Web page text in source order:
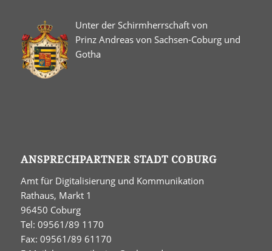
Unter der Schirmherrschaft von
Prinz Andreas von Sachsen-Coburg und
Gotha
ANSPRECHPARTNER STADT COBURG
Amt für Digitalisierung und Kommunikation
Rathaus, Markt 1
96450 Coburg
Tel: 09561/89 1170
Fax: 09561/89 61170